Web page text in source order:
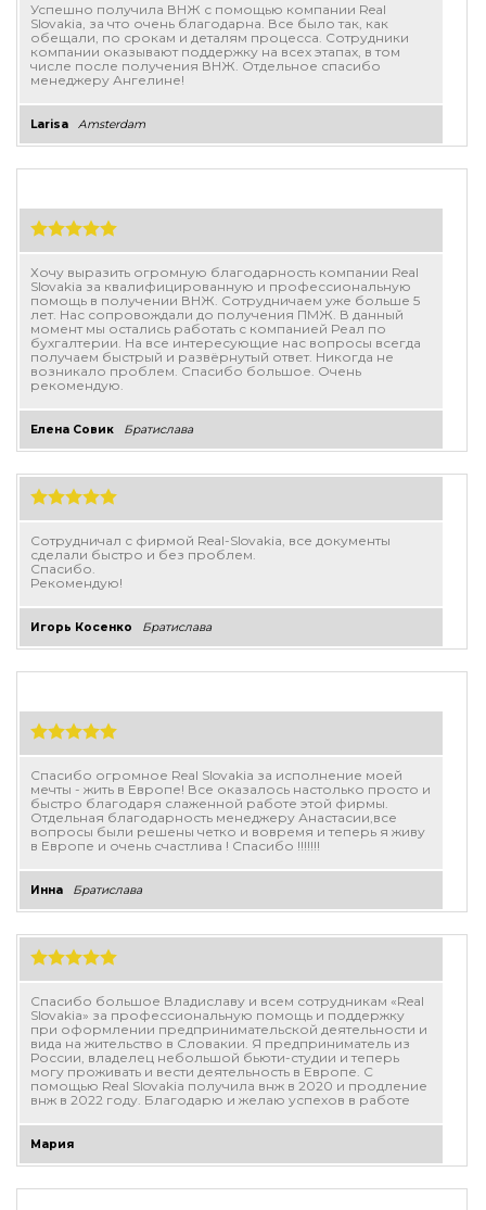
Успешно получила ВНЖ с помощью компании Real
Slovakia, за что очень благодарна. Все было так, как
обещали, по срокам и деталям процесса. Сотрудники
компании оказывают поддержку на всех этапах, в том
числе после получения ВНЖ. Отдельное спасибо
менеджеру Ангелине!
Larisa Amsterdam
Хочу выразить огромную благодарность компании Real
Slovakia за квалифицированную и профессиональную
помощь в получении ВНЖ. Сотрудничаем уже больше 5
лет. Нас сопровождали до получения ПМЖ. В данный
момент мы остались работать с компанией Реал по
бухгалтерии. На все интересующие нас вопросы всегда
получаем быстрый и развёрнутый ответ. Никогда не
возникало проблем. Спасибо большое. Очень
рекомендую.
Елена Совик Братислава
Сотрудничал с фирмой Real-Slovakia, все документы
сделали быстро и без проблем.
Спасибо.
Рекомендую!
Игорь Косенко Братислава
Спасибо огромное Real Slovakia за исполнение моей
мечты - жить в Европе! Все оказалось настолько просто и
быстро благодаря слаженной работе этой фирмы.
Отдельная благодарность менеджеру Анастасии,все
вопросы были решены четко и вовремя и теперь я живу
в Европе и очень счастлива ! Спасибо !!!!!!!
Инна Братислава
Спасибо большое Владиславу и всем сотрудникам «Real
Slovakia» за профессиональную помощь и поддержку
при оформлении предпринимательской деятельности и
вида на жительство в Словакии. Я предприниматель из
России, владелец небольшой бьюти-студии и теперь
могу проживать и вести деятельность в Европе. С
помощью Real Slovakia получила внж в 2020 и продление
внж в 2022 году. Благодарю и желаю успехов в работе
Мария